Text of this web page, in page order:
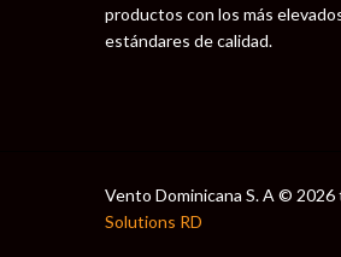
productos con los más
estándares de calidad.
Vento Dominicana S. A ©
Solutions RD